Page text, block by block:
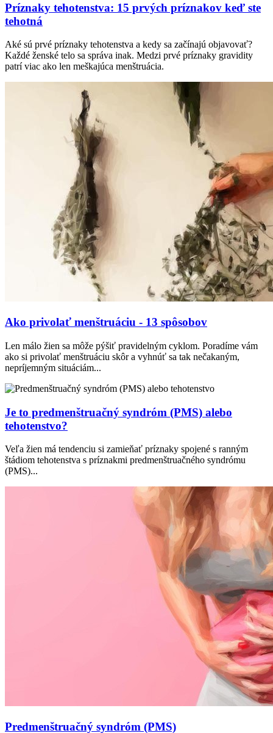
Príznaky tehotenstva: 15 prvých príznakov keď ste
tehotná
Aké sú prvé príznaky tehotenstva a kedy sa začínajú objavovať?
Každé ženské telo sa správa inak. Medzi prvé príznaky gravidity
patrí viac ako len meškajúca menštruácia.
Ako privolať menštruáciu - 13 spôsobov
Len málo žien sa môže pýšiť pravidelným cyklom. Poradíme vám
ako si privolať menštruáciu skôr a vyhnúť sa tak nečakaným,
nepríjemným situáciám...
Je to predmenštruačný syndróm (PMS) alebo
tehotenstvo?
Veľa žien má tendenciu si zamieňať príznaky spojené s ranným
štádiom tehotenstva s príznakmi predmenštruačného syndrómu
(PMS)...
Predmenštruačný syndróm (PMS)